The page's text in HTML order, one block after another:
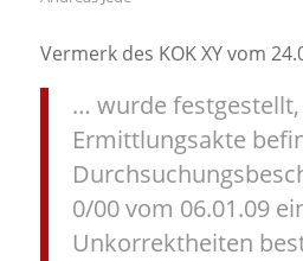
Vermerk des KOK XY vom
… wurde
Ermittlungsakte
0/00 vom 06.01.09
Unkorrektheiten